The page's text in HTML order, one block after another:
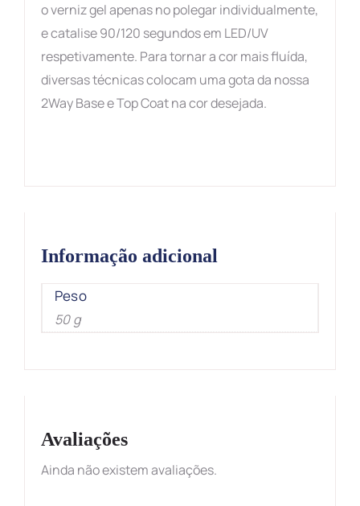
o verniz gel apenas no polegar individualmente,
e catalise 90/120 segundos em LED/UV
respetivamente. Para tornar a cor mais fluída,
diversas técnicas colocam uma gota da nossa
2Way Base e Top Coat na cor desejada.
Informação adicional
Peso
50 g
Avaliações
Ainda não existem avaliações.